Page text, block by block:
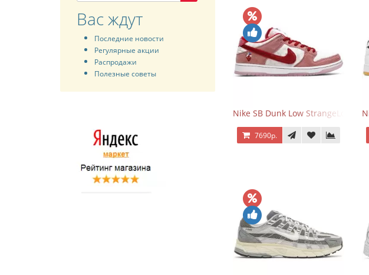
Вас ждут
Последние новости
Регулярные акции
Распродажи
Полезные советы
Nike SB Dunk Low StrangeLove
7690р.